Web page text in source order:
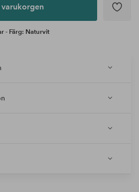
varukorgen
- Färg: Naturvit